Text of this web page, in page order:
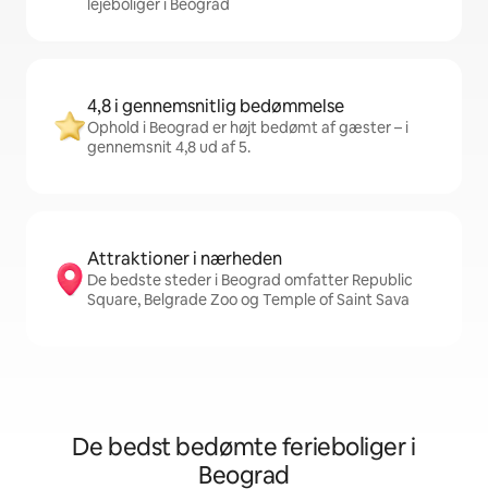
lejeboliger i Beograd
4,8 i gennemsnitlig bedømmelse
Ophold i Beograd er højt bedømt af gæster – i
gennemsnit 4,8 ud af 5.
Attraktioner i nærheden
De bedste steder i Beograd omfatter Republic
Square, Belgrade Zoo og Temple of Saint Sava
De bedst bedømte ferieboliger i
Beograd